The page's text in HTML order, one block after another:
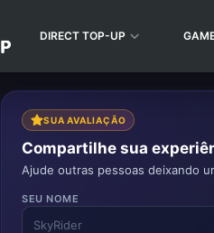
DIRECT TOP-UP
SUA AVALIAÇÃO
Compartilhe sua
Ajude outras pessoas deixando
SEU NOME